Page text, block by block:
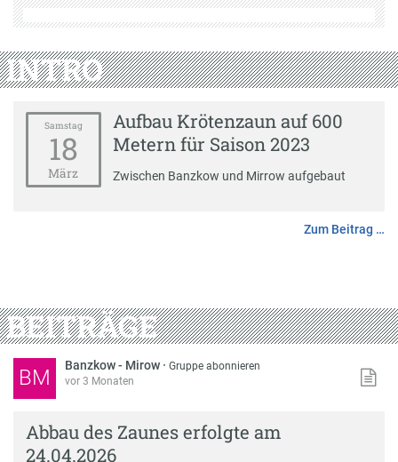
INTRO
Samstag
18
März
Aufbau Krötenzaun auf 600
Metern für Saison 2023
Zwischen Banzkow und Mirrow aufgebaut
Zum Beitrag …
BEITRÄGE
BM Banzkow - Mirow ·Gruppe abonnieren
vor 3 Monaten
Abbau des Zaunes erfolgte am
24.04.2026